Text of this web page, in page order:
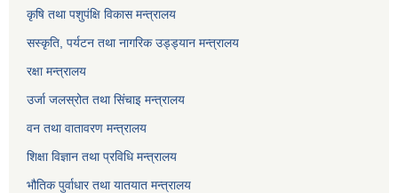
कृषि तथा पशुपंक्षि विकास मन्त्रालय
सस्कृति, पर्यटन तथा नागरिक उड्ड्यान मन्त्रालय
रक्षा मन्त्रालय
उर्जा जलस्रोत तथा सिंचाइ मन्‍त्रालय
वन तथा वातावरण मन्त्रालय
शिक्षा विज्ञान तथा प्रविधि मन्त्रालय
भौतिक पुर्वाधार तथा यातयात मन्त्रालय